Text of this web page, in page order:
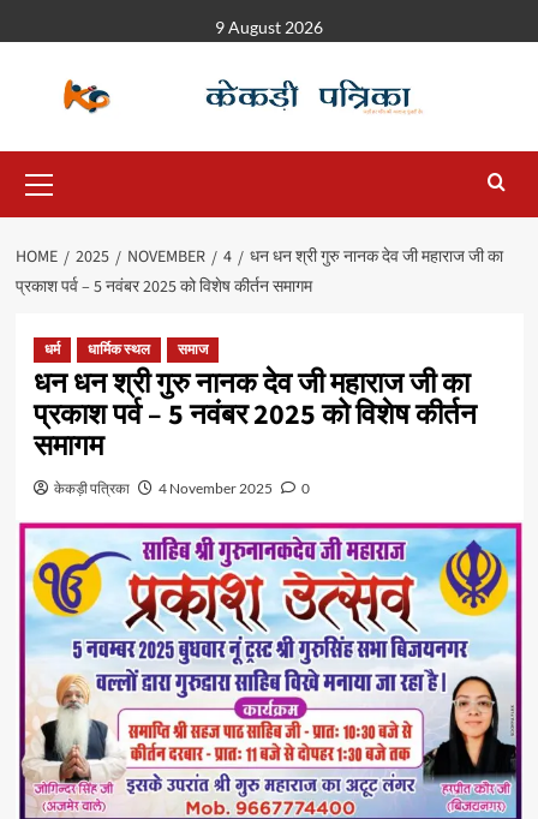
9 August 2026
HOME 2025 NOVEMBER 4
धन धन श्री गुरु नानक देव जी महाराज जी का
प्रकाश पर्व – 5 नवंबर 2025 को विशेष कीर्तन समागम
धर्म धार्मिक स्थल समाज
धन धन श्री गुरु नानक देव जी महाराज जी का
प्रकाश पर्व – 5 नवंबर 2025 को विशेष कीर्तन
समागम
केकड़ी पत्रिका 4 November 2025 0